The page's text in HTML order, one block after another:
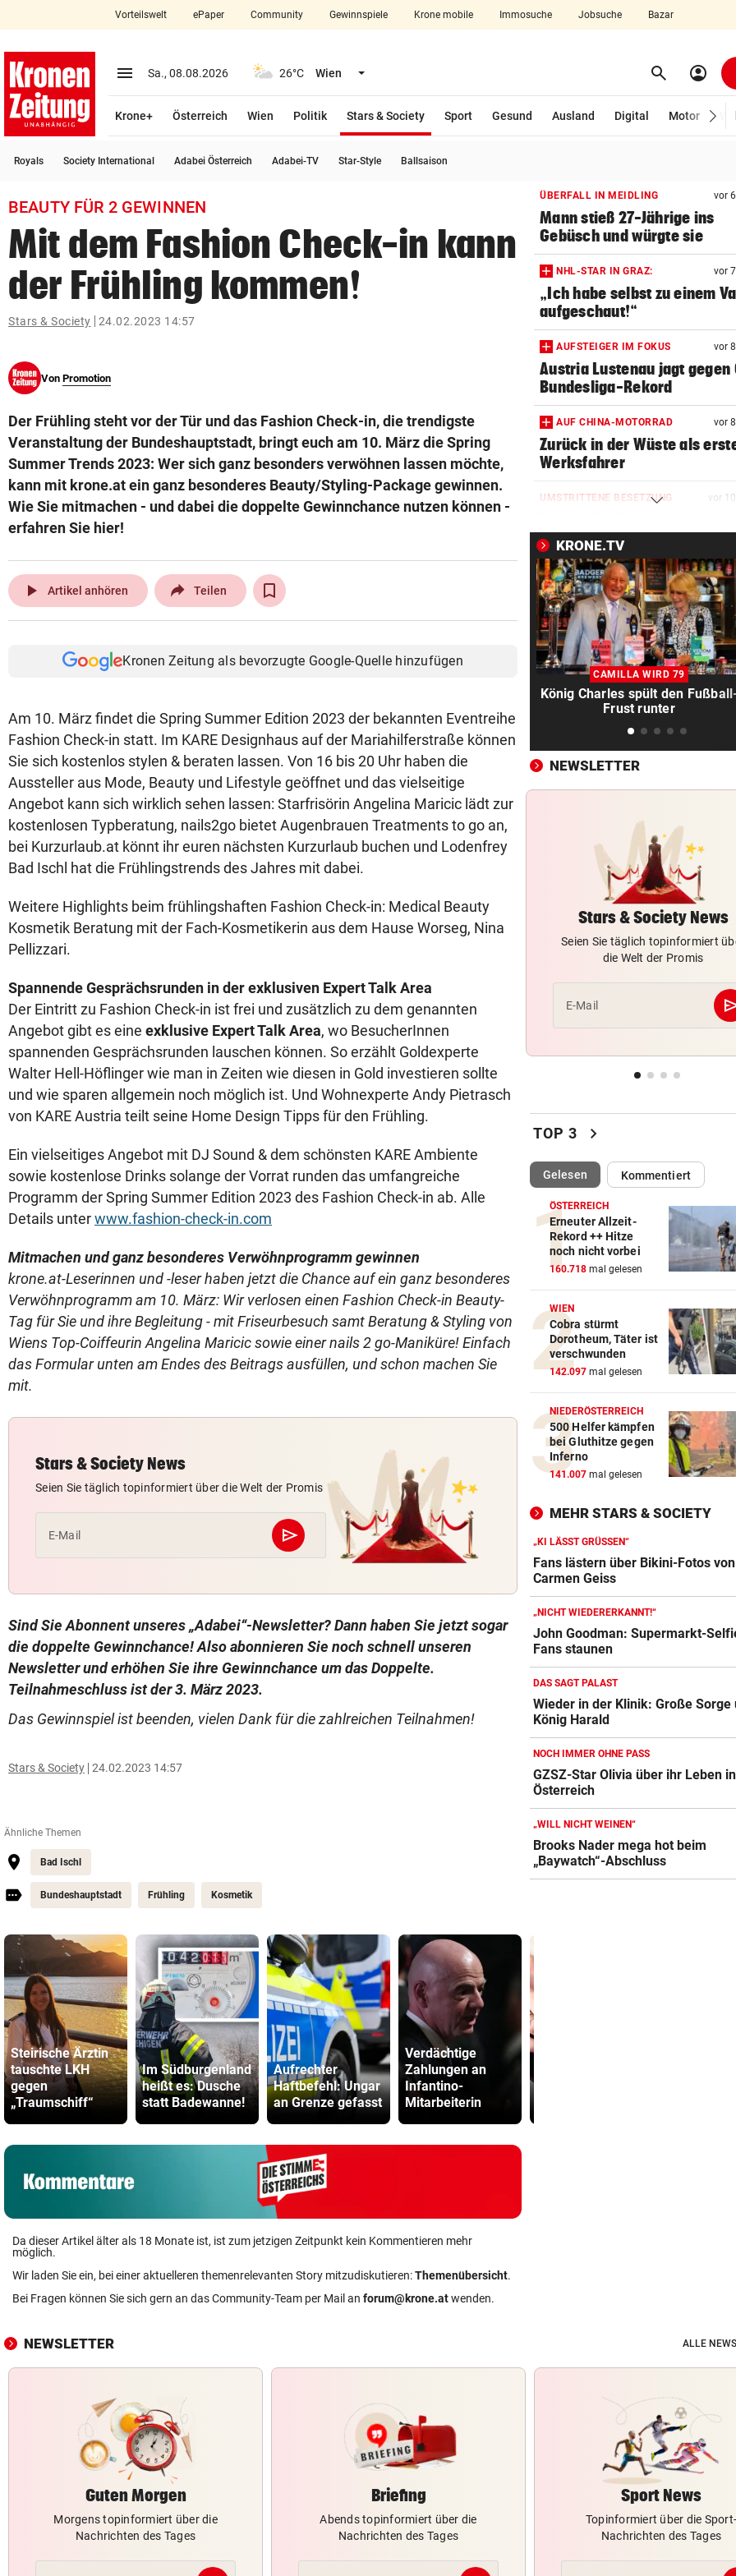
closeSchließen
account_circle Anmelden
arrow_right
bookmark
search
Suchbegriff
eingeben
© Krone Multimedia GmbH & Co KG 2026
Vorteilswelt ePaper Community Gewinnspiele Krone mobile Immosuche Jobsuche Bazar
menu Menü aufklappen
Sa., 08.08.2026 26°C Wien Menü aufklappen search Suchen
account_circle
Krone+ Österreich Wien Politik Stars & Society
Sport
Gesund Ausland Digital Motor
Royals Society International Adabei Österreich Adabei-TV Star-Style Ballsaison
BEAUTY FÜR 2 GEWINNEN
Mit dem Fashion Check-in kann
der Frühling kommen!
Stars & Society 24.02.2023 14:57
Von Promotion
Der Frühling steht vor der Tür und das Fashion Check-in, die trendigste
Veranstaltung der Bundeshauptstadt, bringt euch am 10. März die Spring
Summer Trends 2023: Wer sich ganz besonders verwöhnen lassen möchte,
kann mit krone.at ein ganz besonderes Beauty/Styling-Package gewinnen.
Wie Sie mitmachen - und dabei die doppelte Gewinnchance nutzen können -
erfahren Sie hier!
play_arrow Artikel anhören Teilen
Kronen Zeitung als bevorzugte Google-Quelle hinzufügen
Am 10. März findet die Spring Summer Edition 2023 der bekannten Eventreihe
Fashion Check-in statt. Im KARE Designhaus auf der Mariahilferstraße können
Sie sich kostenlos stylen & beraten lassen. Von 16 bis 20 Uhr haben die
Aussteller aus Mode, Beauty und Lifestyle geöffnet und das vielseitige
Angebot kann sich wirklich sehen lassen: Starfrisörin Angelina Maricic lädt zur
kostenlosen Typberatung, nails2go bietet Augenbrauen Treatments to go an,
bei Kurzurlaub.at könnt ihr euren nächsten Kurzurlaub buchen und Lodenfrey
Bad Ischl hat die Frühlingstrends des Jahres mit dabei.
Weitere Highlights beim frühlingshaften Fashion Check-in: Medical Beauty
Kosmetik Beratung mit der Fach-Kosmetikerin aus dem Hause Worseg, Nina
Pellizzari.
Spannende Gesprächsrunden in der exklusiven Expert Talk Area
Der Eintritt zu Fashion Check-in ist frei und zusätzlich zu dem genannten
Angebot gibt es eine exklusive Expert Talk Area, wo BesucherInnen
spannenden Gesprächsrunden lauschen können. So erzählt Goldexperte
Walter Hell-Höflinger wie man in Zeiten wie diesen in Gold investieren sollte
und wie sparen allgemein noch möglich ist. Und Wohnexperte Andy Pietrasch
von KARE Austria teilt seine Home Design Tipps für den Frühling.
Ein vielseitiges Angebot mit DJ Sound & dem schönsten KARE Ambiente
sowie kostenlose Drinks solange der Vorrat runden das umfangreiche
Programm der Spring Summer Edition 2023 des Fashion Check-in ab. Alle
Details unterwww.fashion-check-in.com
Mitmachen und ganz besonderes Verwöhnprogramm gewinnen
krone.at-Leserinnen und -leser haben jetzt die Chance auf ein ganz besonderes
Verwöhnprogramm am 10. März: Wir verlosen einen Fashion Check-in Beauty-
Tag für Sie und ihre Begleitung - mit Friseurbesuch samt Beratung & Styling von
Wiens Top-Coiffeurin Angelina Maricic sowie einer nails 2 go-Maniküre! Einfach
das Formular unten am Endes des Beitrags ausfüllen, und schon machen Sie
mit.
Stars & Society News
Seien Sie täglich topinformiert über die Welt der Promis
E-Mail send
Abschicken
Sind Sie Abonnent unseres „Adabei“-Newsletter? Dann haben Sie jetzt sogar
die doppelte Gewinnchance! Also abonnieren Sie noch schnell unseren
Newsletter und erhöhen Sie ihre Gewinnchance um das Doppelte.
Teilnahmeschluss ist der 3. März 2023.
Das Gewinnspiel ist beenden, vielen Dank für die zahlreichen Teilnahmen!
Stars & Society 24.02.2023 14:57
Ähnliche Themen
Bad Ischl
Bundeshauptstadt Frühling Kosmetik
Steirische Ärztin
tauschte LKH
gegen
„Traumschiff“
Im Südburgenland
heißt es: Dusche
statt Badewanne!
Aufrechter
Haftbefehl: Ungar
an Grenze gefasst
Verdächtige
Zahlungen an
Infantino-
Mitarbeiterin
Da dieser Artikel älter als 18 Monate ist, ist zum jetzigen Zeitpunkt kein Kommentieren mehr
möglich.
Wir laden Sie ein, bei einer aktuelleren themenrelevanten Story mitzudiskutieren:Themenübersicht.
Bei Fragen können Sie sich gern an das Community-Team per Mail an forum@krone.atwenden.
ÜBERFALL IN MEIDLING vor
Mann stieß 27-Jährige ins
Gebüsch und würgte sie
NHL-STAR IN GRAZ: vor
„Ich habe selbst zu einem
aufgeschaut!“
AUFSTEIGER IM FOKUS vor
Austria Lustenau jagt gegen
Bundesliga-Rekord
AUF CHINA-MOTORRAD vor
Zurück in der Wüste als
Werksfahrer
UMSTRITTENE BESETZUNG vor
Justizminister
TRANSFER-ÜBERRASCHUNG vor 11
Barcelona-Kapitän vor
zum FC Liverpool
PLÖTZLICH VERSCHWUNDEN vor
Bub (4) von Mann (72)
und festgehalten
Braucht es strengere
E-Scooter-Fahrer?
Fans lästern über Bikini-
von Carmen Geiss
AM HELLLICHTEN TAG
Mann soll 33-Jährige in Wien
vergewaltigt haben
ZU SAISONSTART ZURÜCK?
RUSSISCHE LUFTANGRIFFE vor
Mediziner verschiebt seine
Pension für Patienten
„ERSCHRECKENDE SZENEN“
Brand am Gardasee: Hotel
geräumt, Urlauber fliehen
ACHT KILO TNT IM BODEN vor
Schon wieder Sprengstoff in
beliebtem See gefunden
WURDE NUR 27 JAHRE ALT vor
Uganda trauert!
Überfall ermordet
„KRONE“-KOMMENTAR
Kinder, Kinder: Freude und
Arbeit
UNFALL IN THALGAU vor
mit Kipplaster
„NICHT WIEDERERKANNT!“
John Goodman: Supermarkt-
Selfie lässt Fans staunen
ERLAUBT, WAS GEFÄLLT vor
Flip-Flops am Steuer – darf
das wirklich?
KRONE.TV
CAMILLA WIRD 79
König Charles spült den
Frust runter
NEWSLETTER
Stars & Society News
Seien Sie täglich topinformiert
die Welt der Promis
E-Mail
TOP 3 chevron_right
Gelesen(ausgewählt)Kommentiert
ÖSTERREICH
Erneuter Allzeit-
Rekord ++ Hitze
noch nicht vorbei
160.718 mal gelesen
WIEN
Cobra stürmt
Dorotheum, Täter ist
verschwunden
142.097 mal gelesen
NIEDERÖSTERREICH
500 Helfer kämpfen
bei Gluthitze gegen
Inferno
141.007 mal gelesen
MEHR STARS & SOCIETY
„KI LÄSST GRÜSSEN“
Fans lästern über Bikini-Fotos von
Carmen Geiss
„NICHT WIEDERERKANNT!“
John Goodman: Supermarkt-
Fans staunen
DAS SAGT PALAST
Wieder in der Klinik: Große Sorge
König Harald
NOCH IMMER OHNE PASS
GZSZ-Star Olivia über ihr Leben in
Österreich
„WILL NICHT WEINEN“
Brooks Nader mega hot beim
„Baywatch“-Abschluss
NEWSLETTER ALLE
Guten Morgen
Morgens topinformiert über die
Nachrichten des Tages
Briefing
Abends topinformiert über die
Nachrichten des Tages
Sport News
Topinformiert über die Sport-
Nachrichten des Tages